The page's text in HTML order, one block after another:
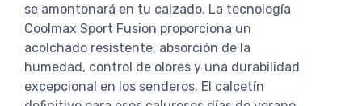
se amontonará en tu calzado. La tecnología
Coolmax Sport Fusion proporciona un
acolchado resistente, absorción de la
humedad, control de olores y una durabilidad
excepcional en los senderos. El calcetín